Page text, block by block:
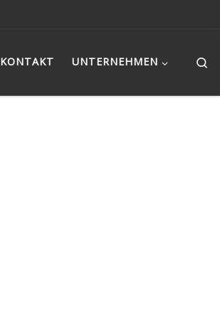
KONTAKT UNTERNEHMEN